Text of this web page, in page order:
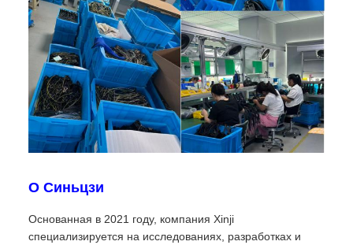
О Синьцзи
Основанная в 2021 году, компания Xinji
специализируется на исследованиях, разработках и